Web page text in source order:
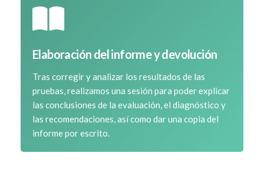
Elaboración del informe y devolución
Tras corregir y analizar los resultados de las
pruebas, realizamos una sesión para poder explicar
las conclusiones de la evaluación, el diagnóstico y
las recomendaciones, así como dar una copia del
informe por escrito.